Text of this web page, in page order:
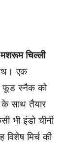
चिल्ली
एक
फूड स्नैक को
साथ तैयार
भी इंडो चीनी
मिर्च की